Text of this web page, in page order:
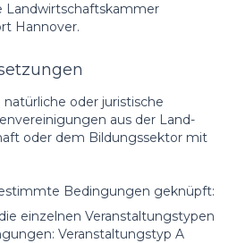
Landwirtschaftskammer
Hannover.
oder juristische
aus der Land-
oder dem Bildungssektor mit
Bedingungen geknüpft:
einzelnen Veranstaltungstypen
Veranstaltungstyp A